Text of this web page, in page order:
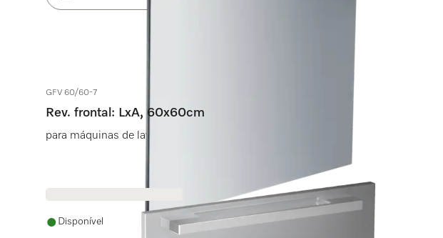
GFV 60/60-7
Rev. frontal: LxA, 60x60cm
para máquinas de lavar louça de integrar.
Disponível